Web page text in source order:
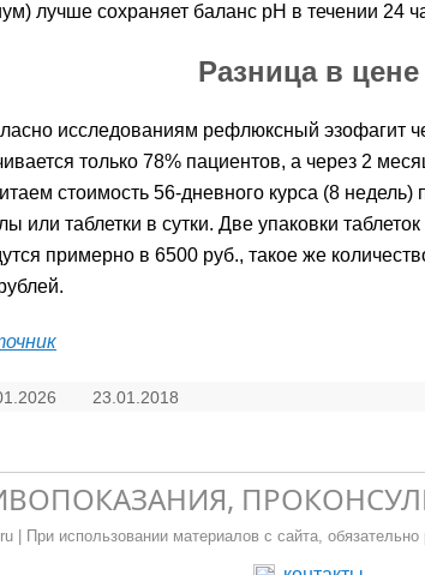
лучше сохраняет баланс pH в течении 24
Разница в цене
исследованиям рефлюксный эзофагит
только 78% пациентов, а через 2
стоимость 56-дневного курса (8
или таблетки в сутки. Две упаковки
примерно в 6500 руб., такое же
23.01.2018
| При использовании материалов с сайта,